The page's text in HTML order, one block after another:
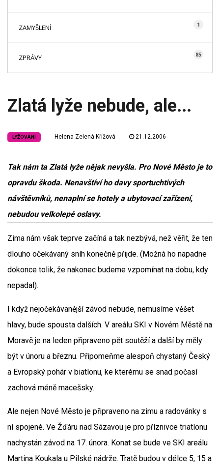
ZAMYŠLENÍ 1
ZPRÁVY 85
Zlatá lyže nebude, ale...
LYŽOVÁNÍ Helena Zelená Křížová 21.12.2006
Tak nám ta Zlatá lyže nějak nevyšla. Pro Nové Město je to
opravdu škoda. Nenavštíví ho davy sportuchtivých
návštěvníků, nenaplní se hotely a ubytovací zařízení,
nebudou velkolepé oslavy.
Zima nám však teprve začíná a tak nezbývá, než věřit, že ten
dlouho očekávaný sníh konečně přijde. (Možná ho napadne
dokonce tolik, že nakonec budeme vzpomínat na dobu, kdy
nepadal).
I když nejočekávanější závod nebude, nemusíme věšet
hlavy, bude spousta dalších. V areálu SKI v Novém Městě na
Moravě je na leden připraveno pět soutěží a další by měly
být v únoru a březnu. Připomeňme alespoň chystaný Český
a Evropský pohár v biatlonu, ke kterému se snad počasí
zachová méně macešsky.
Ale nejen Nové Město je připraveno na zimu a radovánky s
ní spojené. Ve Žďáru nad Sázavou je pro příznivce triatlonu
nachystán závod na 17. února. Konat se bude ve SKI areálu
Martina Koukala u Pilské nádrže. Tratě budou v délce 5, 15 a